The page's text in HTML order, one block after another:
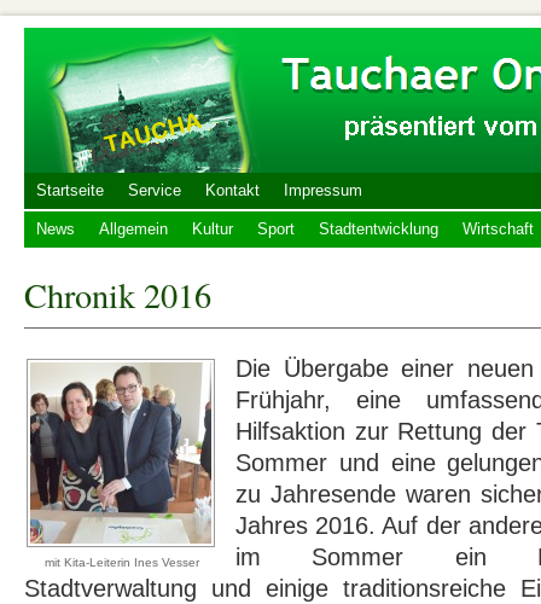
Startseite Service Kontakt Impressum
News Allgemein Kultur Sport Stadtentwicklung Wirtschaft
Chronik 2016
mit Kita-Leiterin Ines Vesser
Die Übergabe einer
Frühjahr, eine
Hilfsaktion zur Rettung der
Sommer und eine
zu Jahresende waren
Jahres 2016. Auf der
im Sommer ein
Stadtverwaltung und einige traditionsreiche